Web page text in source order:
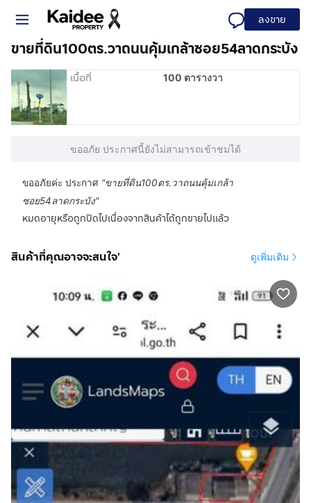
ลงขาย
ขายที่ดิน100ตร.วาถนนคุ้มเกล้าซอย54ลาดกระบัง
เนื้อที่ 100 ตารางวา
ขออภัย ประกาศนี้ยังไม่สามารถเข้าชมได้
ขออภัยค่ะ ประกาศ "ขายที่ดิน100ตร.วาถนนคุ้มเกล้า
ซอย54ลาดกระบัง"
หมดอายุหรือถูกปิดไปเนื่องจากสินค้าได้ถูกขายไปแล้ว
สินค้าที่คุณอาจจะสนใจ' ดูเพิ่มเติม